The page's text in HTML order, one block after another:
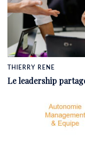
THIERRY RENE
Le leadership